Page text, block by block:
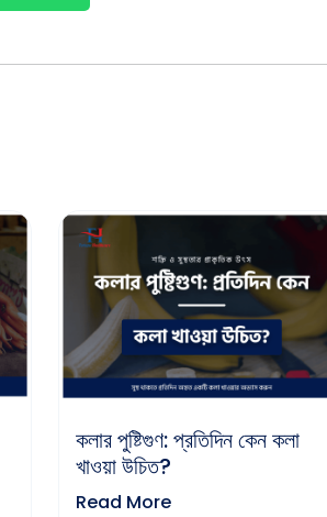
কলার পুষ্টিগুণ: প্রতিদিন কেন কলা
খাওয়া উচিত?
Read More